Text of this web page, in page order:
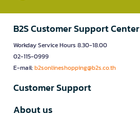
B2S Customer Support Center
Workday Service Hours 8.30-18.00
02-115-0999
E-mail:b2sonlineshopping@b2s.co.th
Customer Support
About us